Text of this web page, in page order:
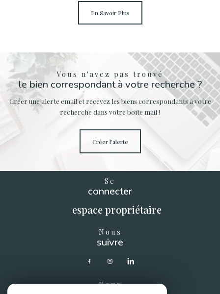
En Savoir Plus
Vous n'avez pas trouvé
le bien correspondant à votre recherche ?
Créer une alerte email et recevez les biens correspondants à votre
recherche dans votre boîte mail !
créer l'alerte
Se
connecter
espace propriétaire
Nous
suivre
Nous